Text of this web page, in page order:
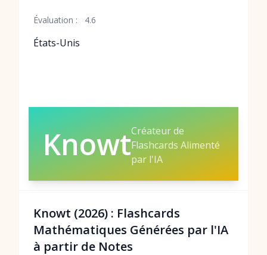
Évaluation : 4.6
États-Unis
KnowtCréateur de
Flashcards Alimenté
par l'IA
Knowt (2026) : Flashcards
Mathématiques Générées par l'IA
à partir de Notes